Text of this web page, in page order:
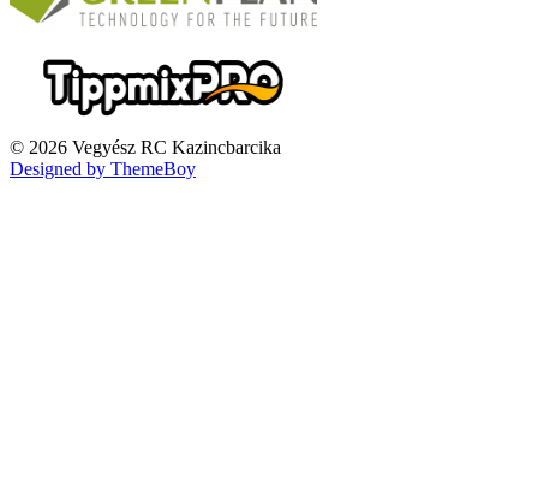
© 2026 Vegyész RC Kazincbarcika
Designed by ThemeBoy